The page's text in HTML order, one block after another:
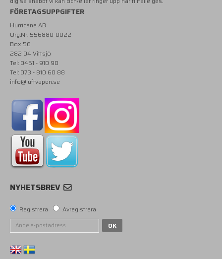
FÖRETAGSUPPGIFTER
Hurricane AB
Org.Nr. 556880-0022
Box 56
282 04 Vittsjö
Tel: 0451 - 910 90
Tel: 073 - 810 60 88
info@luftvapen.se
NYHETSBREV
Registrera
Avregistrera
OK